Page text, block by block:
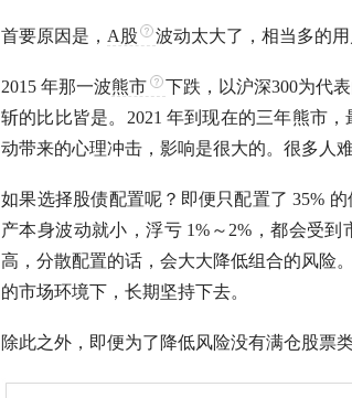
首要原因是， A股 波动太大了，相当多的
2015 年那一波熊市 下跌，以沪深300为代
斩的比比皆是。2021 年到现在的三年熊市
动带来的心理冲击，影响是很大的。很多人
如果选择股债配置呢？即便只配置了 35%
产本身波动就小，浮亏 1%～2%，都会受
高，分散配置的话，会大大降低组合的风险
的市场环境下，长期坚持下去。
除此之外，即便为了降低风险没有满仓股票